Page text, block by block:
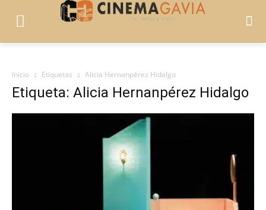
Inicio Etiquetas Alicia Hernanpérez Hidalgo
Etiqueta: Alicia Hernanpérez Hidalgo